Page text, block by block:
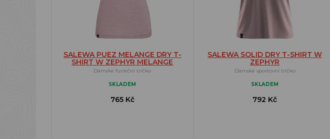
SALEWA PUEZ MELANGE DRY T-
SHIRT W ZEPHYR MELANGE
Dámské funkční tričko
SKLADEM
765 Kč
SALEWA SOLID DRY T-SHIRT W
ZEPHYR
Dámské sportovní tričko
SKLADEM
792 Kč